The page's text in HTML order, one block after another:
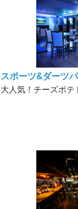
スポーツ&ダーツ
大人気！チーズポテ